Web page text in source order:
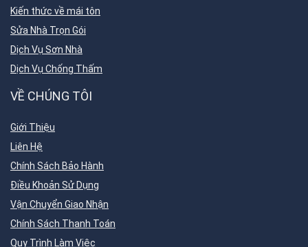
Kiến thức về mái tôn
Sửa Nhà Trọn Gói
Dịch Vụ Sơn Nhà
Dịch Vụ Chống Thấm
VỀ CHÚNG TÔI
Giới Thiệu
Liên Hệ
Chính Sách Bảo Hành
Điều Khoản Sử Dụng
Vận Chuyển Giao Nhận
Chính Sách Thanh Toán
Quy Trình Làm Việc